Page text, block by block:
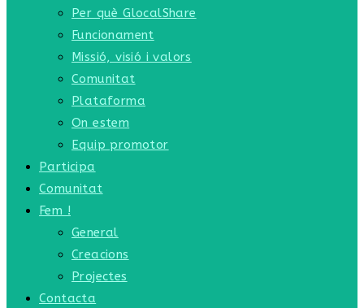
Per què GlocalShare
Funcionament
Missió, visió i valors
Comunitat
Plataforma
On estem
Equip promotor
Participa
Comunitat
Fem !
General
Creacions
Projectes
Contacta